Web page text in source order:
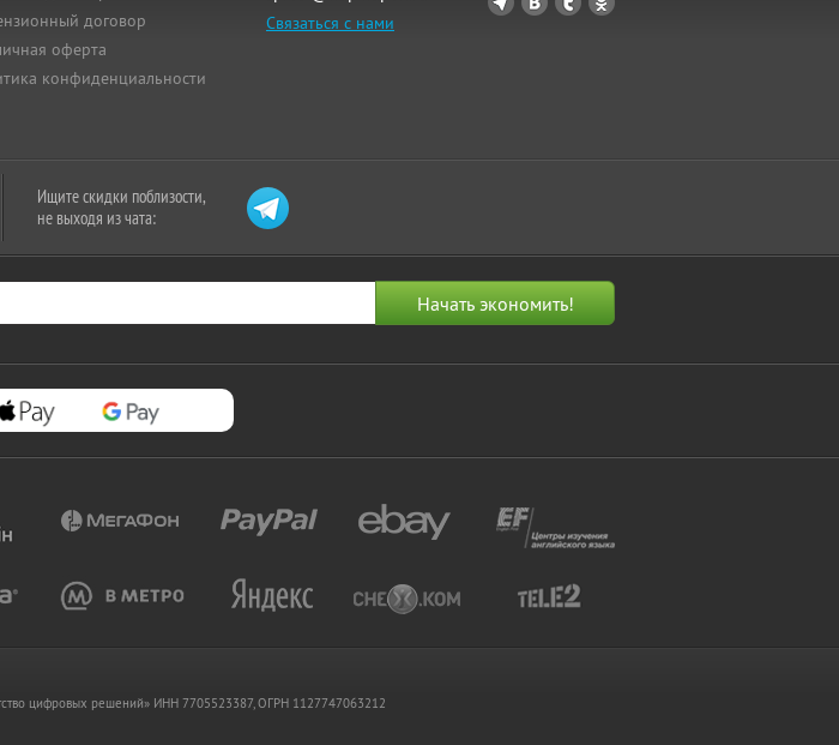
договор
оферта
конфиденциальности
Связаться с нами
Ищите скидки поблизости,
не выходя из чата:
цифровых решений» ИНН 7705523387, ОГРН 1127747063212